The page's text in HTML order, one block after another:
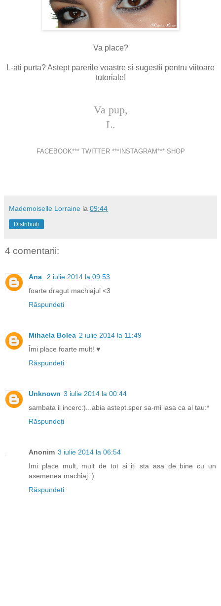
Va place?
L-ati purta? Astept parerile voastre si sugestii pentru viitoare
tutoriale!
Va pup,
L.
FACEBOOK*** TWITTER***INSTAGRAM*** SHOP
Mademoiselle Lorraine la 09:44
Distribuiți
4 comentarii:
Ana
2 iulie 2014 la 09:53
foarte dragut machiajul <3
Răspundeți
Mihaela Bolea 2 iulie 2014 la 11:49
Îmi place foarte mult! ♥
Răspundeți
Unknown 3 iulie 2014 la 00:44
sambata il incerc:)...abia astept.sper sa-mi iasa ca al tau:*
Răspundeți
Anonim 3 iulie 2014 la 06:54
Imi place mult, mult de tot si iti sta asa de bine cu un
asemenea machiaj :)
Răspundeți